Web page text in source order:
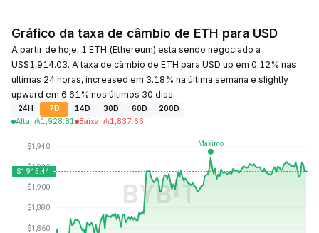
Gráfico da taxa de câmbio de ETH para USD
A partir de hoje, 1 ETH (Ethereum) está sendo negociado a
US$1,914.03. A taxa de câmbio de ETH para USD up em 0.12% nas
últimas 24 horas, increased em 3.18% na última semana e slightly
upward em 6.61% nos últimos 30 dias.
24H 7D 14D 30D 60D
200D
Alta: ₼1,928.81 Baixa: ₼1,837.66